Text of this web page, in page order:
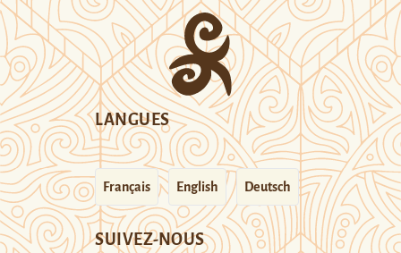
LANGUES
Français English Deutsch
SUIVEZ-NOUS